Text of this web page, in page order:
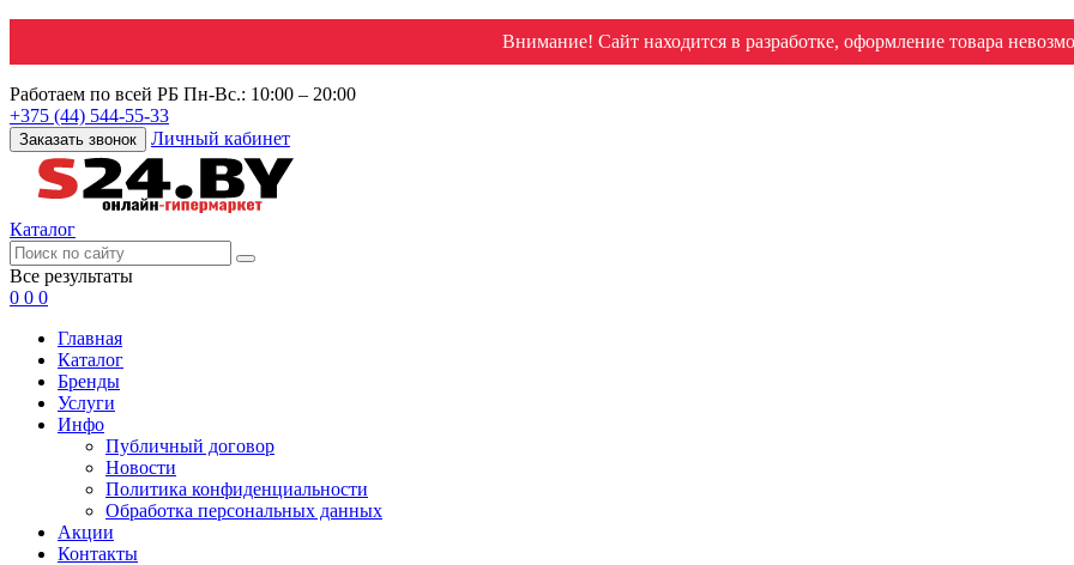
Внимание! Сайт находится в разработке, оформление товара
Работаем по всей РБ Пн-Вс.: 10:00 – 20:00
+375 (44) 544-55-33
Заказать звонок Личный кабинет
Каталог
Все результаты
0 0 0
Главная
Каталог
Бренды
Услуги
Инфо
Публичный договор
Новости
Политика конфиденциальности
Обработка персональных данных
Акции
Контакты